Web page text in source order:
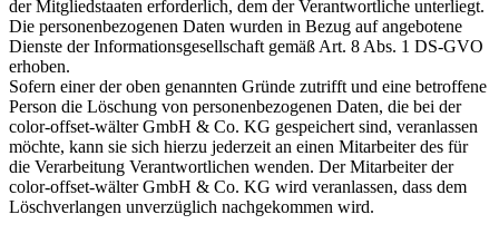
der Mitgliedstaaten erforderlich, dem der Verantwortliche unterliegt.
Die personenbezogenen Daten wurden in Bezug auf angebotene
Dienste der Informationsgesellschaft gemäß Art. 8 Abs. 1 DS-GVO
erhoben.
Sofern einer der oben genannten Gründe zutrifft und eine betroffene
Person die Löschung von personenbezogenen Daten, die bei der
color-offset-wälter GmbH & Co. KG gespeichert sind, veranlassen
möchte, kann sie sich hierzu jederzeit an einen Mitarbeiter des für
die Verarbeitung Verantwortlichen wenden. Der Mitarbeiter der
color-offset-wälter GmbH & Co. KG wird veranlassen, dass dem
Löschverlangen unverzüglich nachgekommen wird.